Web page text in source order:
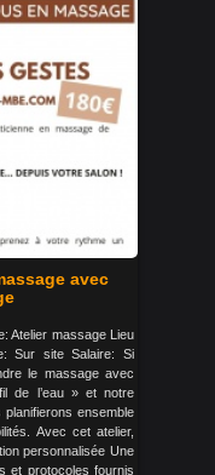
avec
Atelier massage Lieu
Sur site Salaire: Si
le massage avec
de l’eau » et notre
ensemble
Avec cet atelier,
personnalisée Une
et protocoles fournis